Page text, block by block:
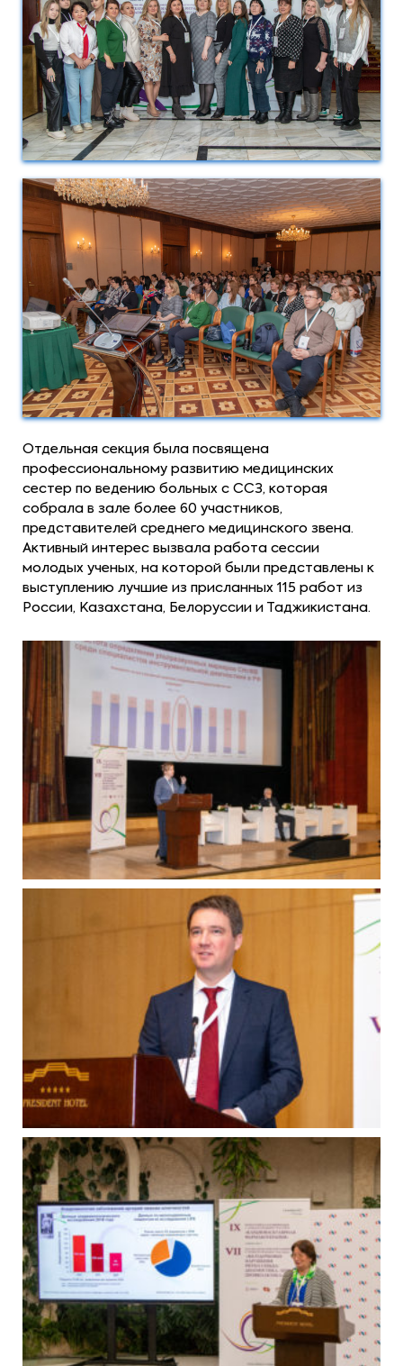
Отдельная секция была посвящена
профессиональному развитию медицинских
сестер по ведению больных с ССЗ, которая
собрала в зале более 60 участников,
представителей среднего медицинского звена.
Активный интерес вызвала работа сессии
молодых ученых, на которой были представлены к
выступлению лучшие из присланных 115 работ из
России, Казахстана, Белоруссии и Таджикистана.